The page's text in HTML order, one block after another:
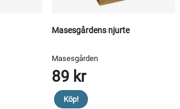
Masesgårdens njurte
Masesgården
89 kr
Köp!